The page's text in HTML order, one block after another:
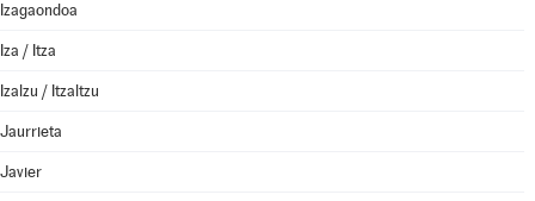
Izagaondoa
Iza / Itza
Izalzu / Itzaltzu
Jaurrieta
Javier